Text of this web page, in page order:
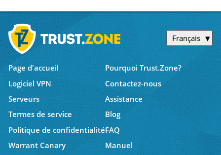
Français
Page d'accueil
Pourquoi Trust.Zone?
Logiciel VPN
Contactez-nous
Serveurs
Assistance
Termes de service
Blog
Politique de confidentialitéFAQ
Warrant Canary
Manuel